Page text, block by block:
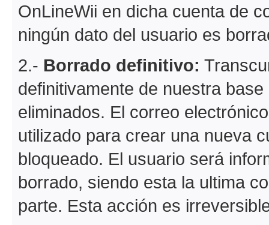
OnLineWii en dicha cuenta de
ningún dato del usuario es
2.- Borrado definitivo:
definitivamente de nuestra
eliminados. El correo
utilizado para crear una nueva
bloqueado. El usuario será
borrado, siendo esta la ultima
parte. Esta acción es